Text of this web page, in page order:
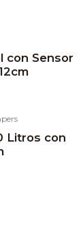
con Sensor
Litros con